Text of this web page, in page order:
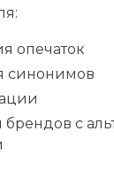
опечаток
синонимов
брендов с